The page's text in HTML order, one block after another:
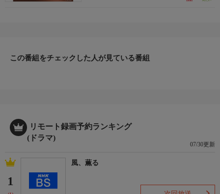
この番組をチェックした人が見ている番組
リモート録画予約ランキング
(ドラマ)
07/30更新
1
風、薫る